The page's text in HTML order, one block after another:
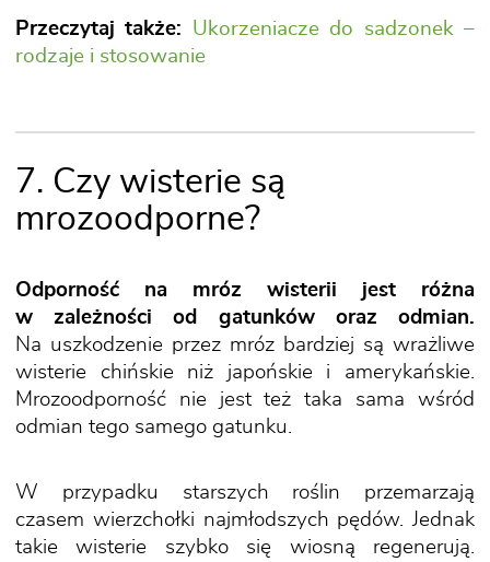
Przeczytaj także:
Ukorzeniacze do sadzonek –
rodzaje i stosowanie
7. Czy wisterie są
mrozoodporne?
Odporność na mróz wisterii jest różna
w zależności od gatunków oraz odmian.
Na uszkodzenie przez mróz bardziej są wrażliwe
wisterie chińskie niż japońskie i amerykańskie.
Mrozoodporność nie jest też taka sama wśród
odmian tego samego gatunku.
W przypadku starszych roślin przemarzają
czasem wierzchołki najmłodszych pędów. Jednak
takie wisterie szybko się wiosną regenerują.